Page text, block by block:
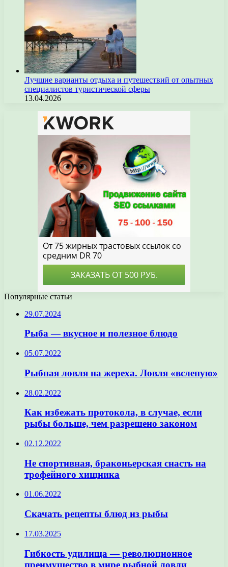
Лучшие варианты отдыха и путешествий от опытных
специалистов туристической сферы
13.04.2026
Популярные статьи
29.07.2024
Рыба — вкусное и полезное блюдо
05.07.2022
Рыбная ловля на жереха. Ловля «вслепую»
28.02.2022
Как избежать протокола, в случае, если
рыбы больше, чем разрешено законом
02.12.2022
Не спортивная, браконьерская снасть на
трофейного хищника
01.06.2022
Скачать рецепты блюд из рыбы
17.03.2025
Гибкость удилища — революционное
преимущество в мире рыбной ловли